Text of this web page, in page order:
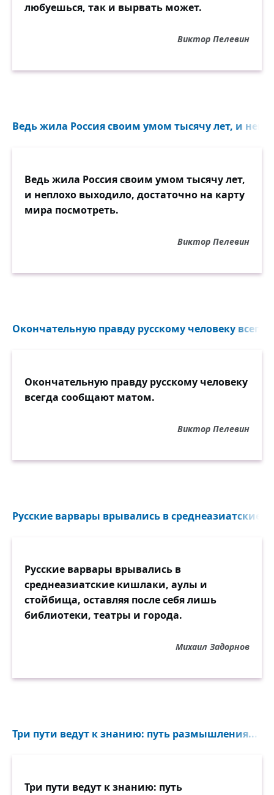
любуешься, так и вырвать может.
Виктор Пелевин
Ведь жила Россия своим умом тысячу лет, и
Ведь жила Россия своим умом тысячу лет,
и неплохо выходило, достаточно на карту
мира посмотреть.
Виктор Пелевин
Окончательную правду русскому человеку
Окончательную правду русскому человеку
всегда сообщают матом.
Виктор Пелевин
Русские варвары врывались в
Русские варвары врывались в
среднеазиатские кишлаки, аулы и
стойбища, оставляя после себя лишь
библиотеки, театры и города.
Михаил Задорнов
Три пути ведут к знанию: путь размышления...
Три пути ведут к знанию: путь